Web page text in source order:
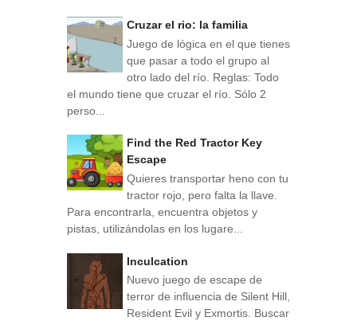
Cruzar el rio: la familia
Juego de lógica en el que tienes
que pasar a todo el grupo al
otro lado del río. Reglas: Todo
el mundo tiene que cruzar el río. Sólo 2
perso...
Find the Red Tractor Key
Escape
Quieres transportar heno con tu
tractor rojo, pero falta la llave.
Para encontrarla, encuentra objetos y
pistas, utilizándolas en los lugare...
Inculcation
Nuevo juego de escape de
terror de influencia de Silent Hill,
Resident Evil y Exmortis. Buscar